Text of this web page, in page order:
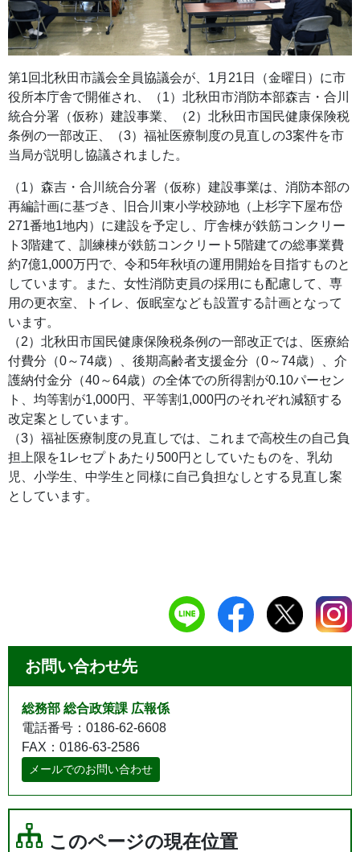
第1回北秋田市議会全員協議会が、1月21日（金曜日）に市
役所本庁舎で開催され、（1）北秋田市消防本部森吉・合川
統合分署（仮称）建設事業、（2）北秋田市国民健康保険税
条例の一部改正、（3）福祉医療制度の見直しの3案件を市
当局が説明し協議されました。
（1）森吉・合川統合分署（仮称）建設事業は、消防本部の
再編計画に基づき、旧合川東小学校跡地（上杉字下屋布岱
271番地1地内）に建設を予定し、庁舎棟が鉄筋コンクリー
ト3階建て、訓練棟が鉄筋コンクリート5階建ての総事業費
約7億1,000万円で、令和5年秋頃の運用開始を目指すものと
しています。また、女性消防吏員の採用にも配慮して、専
用の更衣室、トイレ、仮眠室なども設置する計画となって
います。
（2）北秋田市国民健康保険税条例の一部改正では、医療給
付費分（0～74歳）、後期高齢者支援金分（0～74歳）、介
護納付金分（40～64歳）の全体での所得割が0.10パーセン
ト、均等割が1,000円、平等割1,000円のそれぞれ減額する
改定案としています。
（3）福祉医療制度の見直しでは、これまで高校生の自己負
担上限を1レセプトあたり500円としていたものを、乳幼
児、小学生、中学生と同様に自己負担なしとする見直し案
としています。
お問い合わせ先
総務部 総合政策課 広報係
電話番号：0186-62-6608
FAX：0186-63-2586
メールでのお問い合わせ
このページの現在位置